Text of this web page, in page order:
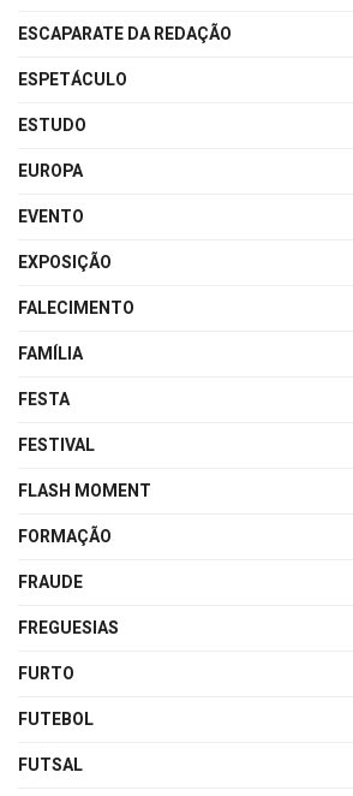
ESCAPARATE DA REDAÇÃO
ESPETÁCULO
ESTUDO
EUROPA
EVENTO
EXPOSIÇÃO
FALECIMENTO
FAMÍLIA
FESTA
FESTIVAL
FLASH MOMENT
FORMAÇÃO
FRAUDE
FREGUESIAS
FURTO
FUTEBOL
FUTSAL